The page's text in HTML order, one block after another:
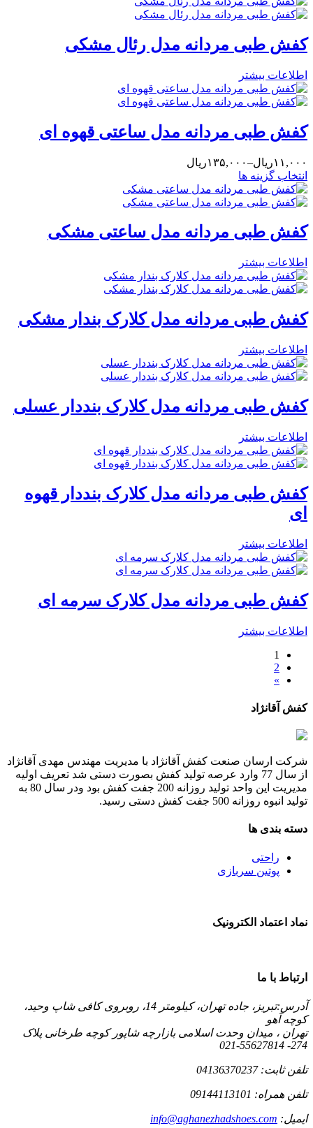
کفش طبی مردانه مدل رئال مشکی
اطلاعات بیشتر
کفش طبی مردانه مدل ساعتی قهوه ای
۱۱,۰۰۰ریال–۱۳۵,۰۰۰ریال
انتخاب گزینه ها
کفش طبی مردانه مدل ساعتی مشکی
اطلاعات بیشتر
کفش طبی مردانه مدل کلارک بندار مشکی
اطلاعات بیشتر
کفش طبی مردانه مدل کلارک بنددار عسلی
اطلاعات بیشتر
کفش طبی مردانه مدل کلارک بنددار قهوه
ای
اطلاعات بیشتر
کفش طبی مردانه مدل کلارک سرمه ای
اطلاعات بیشتر
1
2
»
کفش آقانژاد
شرکت ارسان صنعت کفش آقانژاد با مدیریت مهندس مهدی آقانژاد
از سال 77 وارد عرصه تولید کفش بصورت دستی شد تعریف اولیه
مدیریت این واحد تولید روزانه 200 جفت کفش بود ودر سال 80 به
تولید انبوه روزانه 500 جفت کفش دستی رسید.
دسته بندی ها
راحتی
پوتین سربازی
نماد اعتماد الکترونیک
ارتباط با ما
آدرس:
تبریز، جاده تهران، کیلومتر 14، روبروی کافی شاپ وحید،
کوچه آهو
تهران ، میدان وحدت اسلامی بازارچه شاپور کوچه طرخانی پلاک
274- 55627814-021
تلفن ثابت: 04136370237
تلفن همراه:
ایمیل: info@aghanezhadshoes.com